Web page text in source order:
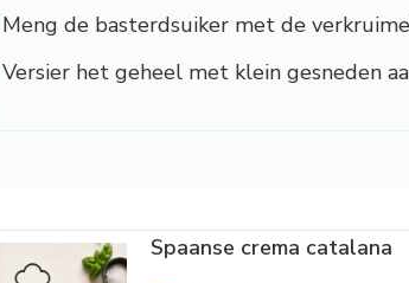
Meng de basterdsuiker met de
Versier het geheel met klein gesneden
Spaanse crema catalana